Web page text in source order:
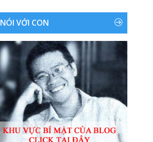
NÓI VỚI CON